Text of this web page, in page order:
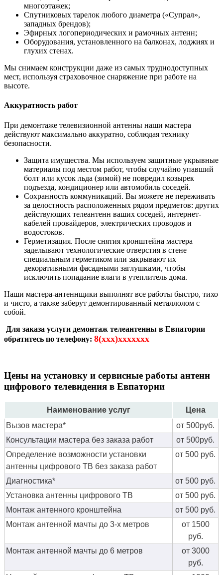
многоэтажек;
Спутниковых тарелок любого диаметра («Супрал»,
западных брендов);
Эфирных логопериодических и рамочных антенн;
Оборудования, установленного на балконах, лоджиях и
глухих стенах.
Мы снимаем конструкции даже из самых труднодоступных
мест, используя страховочное снаряжение при работе на
высоте.
Аккуратность работ
При демонтаже телевизионной антенны наши мастера
действуют максимально аккуратно, соблюдая технику
безопасности.
Защита имущества. Мы используем защитные укрывные
материалы под местом работ, чтобы случайно упавший
болт или кусок льда (зимой) не повредил козырек
подъезда, кондиционер или автомобиль соседей.
Сохранность коммуникаций. Вы можете не переживать
за целостность расположенных рядом предметов: других
действующих телеантенн ваших соседей, интернет-
кабелей провайдеров, электрических проводов и
водостоков.
Герметизация. После снятия кронштейна мастера
заделывают технологические отверстия в стене
специальным герметиком или закрывают их
декоративными фасадными заглушками, чтобы
исключить попадание влаги в утеплитель дома.
Наши мастера-антеннщики выполнят все работы быстро, тихо
и чисто, а также заберут демонтированный металлолом с
собой.
Для заказа услуги демонтаж телеантенны в Евпатории
обратитесь по телефону: 8(xxx)xxxxxxx
Цены на установку и сервисные работы антенн
цифрового телевидения в Евпатории
Наименование услуг
Цена
Вызов мастера*
от 500руб.
Консультации мастера без заказа работ
от 500руб.
Определение возможности установки
антенны цифрового ТВ без заказа работ
от 500 руб.
Диагностика*
от 500 руб.
Установка антенны цифрового ТВ
от 500 руб.
Монтаж антенного кронштейна
от 500 руб.
Монтаж антенной мачты до 3-х метров
от 1500
руб.
Монтаж антенной мачты до 6 метров
от 3000
руб.